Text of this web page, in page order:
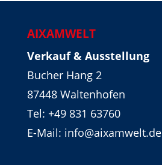
AIXAMWELT
Verkauf & Ausstellung
Bucher Hang 2
87448 Waltenhofen
Tel: +49 831 63760
E-Mail: info@aixamwelt.de